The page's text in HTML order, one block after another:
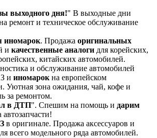
выходного дня!" В выходные дни
ремонт и техническое обслуживание
иномарок. Продажа оригинальных
и качественные аналоги для корейских,
китайских автомобилей.
и обслуживание автомобилей
и иномарокна европейском
Уютная зона ожидания, чай, кофе и
за ремонтом.
в ДТП". Спешим на помощь и дарим
автозапчасти!
в оригинале. Продажа аксессуаров и
всего модельного ряда автомобилей.